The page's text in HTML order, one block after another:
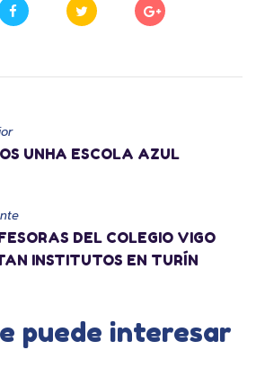
UNHA ESCOLA AZUL
DEL COLEGIO VIGO
INSTITUTOS EN TURÍN
puede interesar